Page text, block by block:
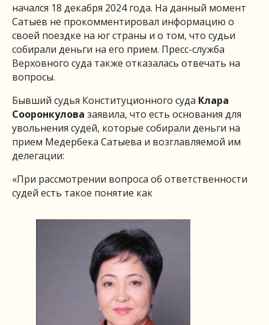
начался 18 декабря 2024 года. На данный момент
Сатыев не прокомментировал информацию о
своей поездке на юг страны и о том, что судьи
собирали деньги на его прием. Пресс-служба
Верховного суда также отказалась отвечать на
вопросы.
Бывший судья Конституционного суда Клара
Сооронкулова заявила, что есть основания для
увольнения судей, которые собирали деньги на
прием Медербека Сатыева и возглавляемой им
делегации:
«При рассмотрении вопроса об ответственности
судей есть такое понятие как